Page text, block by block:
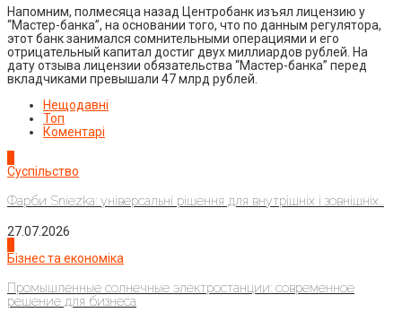
Напомним, полмесяца назад Центробанк изъял лицензию у
“Мастер-банка”, на основании того, что по данным регулятора,
этот банк занимался сомнительными операциями и его
отрицательный капитал достиг двух миллиардов рублей. На
дату отзыва лицензии обязательства “Мастер-банка” перед
вкладчиками превышали 47 млрд рублей.
Нещодавні
Топ
Коментарі
Суспільство
Фарби Sniezka: універсальні рішення для внутрішніх і зовнішніх...
27.07.2026
Бізнес та економіка
Промышленные солнечные электростанции: современное
решение для бизнеса